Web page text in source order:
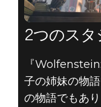
2つのスタ
『
子の姉妹の物
の物語でもあ